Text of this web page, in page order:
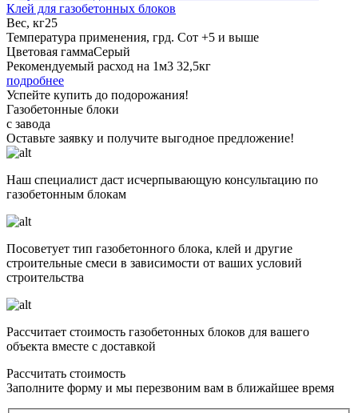
Клей для газобетонных блоков
Вес, кг25
Температура применения, грд. Сот +5 и выше
Цветовая гаммаСерый
Рекомендуемый расход на 1м3 32,5кг
подробнее
Успейте купить до подорожания!
Газобетонные блоки
с завода
Оставьте заявку и получите выгодное предложение!
Наш специалист даст исчерпывающую консультацию по
газобетонным блокам
Посоветует тип газобетонного блока, клей и другие
строительные смеси в зависимости от ваших условий
строительства
Рассчитает стоимость газобетонных блоков для вашего
объекта вместе с доставкой
Рассчитать стоимость
Заполните форму и мы перезвоним вам в ближайшее время